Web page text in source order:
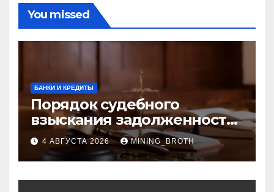
You missed
БАНКИ И КРЕДИТЫ
Порядок судебного
взыскания задолженности:
ключевые стадии и
нюансы
4 АВГУСТА 2026 MINING_BROTH